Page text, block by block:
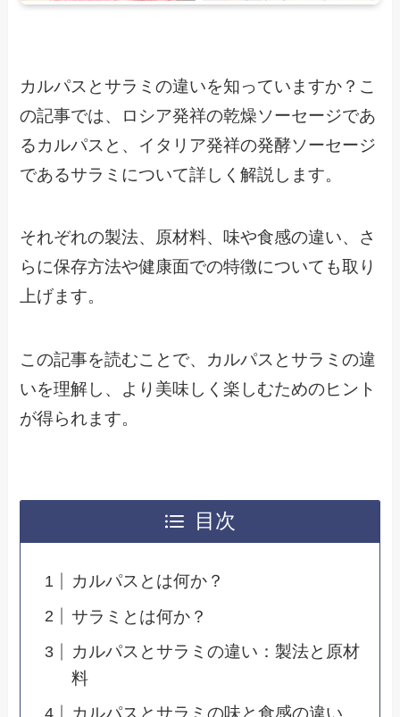
カルパスとサラミの違いを知っていますか？こ
の記事では、ロシア発祥の乾燥ソーセージであ
るカルパスと、イタリア発祥の発酵ソーセージ
であるサラミについて詳しく解説します。
それぞれの製法、原材料、味や食感の違い、さ
らに保存方法や健康面での特徴についても取り
上げます。
この記事を読むことで、カルパスとサラミの違
いを理解し、より美味しく楽しむためのヒント
が得られます。
目次
カルパスとは何か？
サラミとは何か？
カルパスとサラミの違い：製法と原材
料